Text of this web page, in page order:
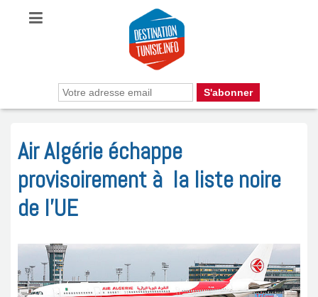
Air Algérie échappe
provisoirement à la liste noire
de l’UE